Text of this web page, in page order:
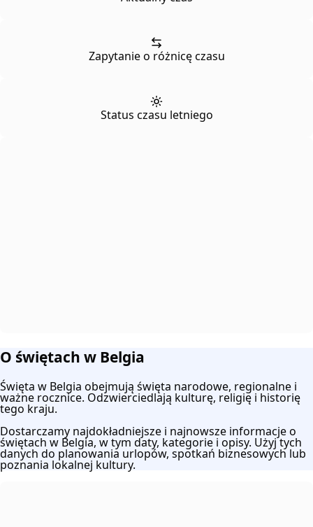
Zapytanie o różnicę czasu
Status czasu letniego
O świętach w Belgia
Święta w Belgia obejmują święta narodowe, regionalne i
ważne rocznice. Odzwierciedlają kulturę, religię i historię
tego kraju.
Dostarczamy najdokładniejsze i najnowsze informacje o
świętach w Belgia, w tym daty, kategorie i opisy. Użyj tych
danych do planowania urlopów, spotkań biznesowych lub
poznania lokalnej kultury.